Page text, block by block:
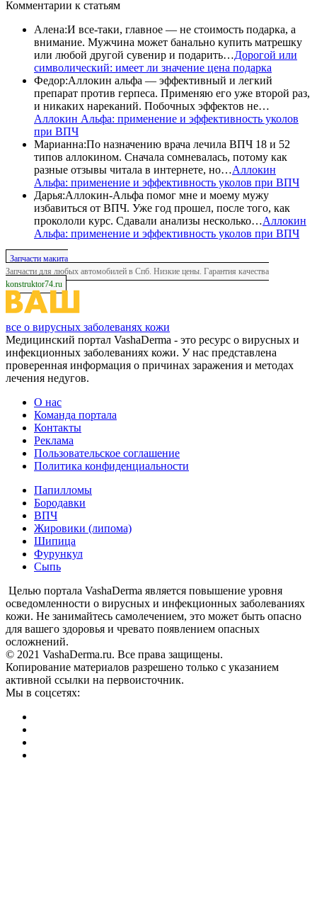
Комментарии к статьям
Алена:И все-таки, главное — не стоимость подарка, а
внимание. Мужчина может банально купить матрешку
или любой другой сувенир и подарить…Дорогой или
символический: имеет ли значение цена подарка
Федор:Аллокин альфа — эффективный и легкий
препарат против герпеса. Применяю его уже второй раз,
и никаких нареканий. Побочных эффектов не…
Аллокин Альфа: применение и эффективность уколов
при ВПЧ
Марианна:По назначению врача лечила ВПЧ 18 и 52
типов аллокином. Сначала сомневалась, потому как
разные отзывы читала в интернете, но…Аллокин
Альфа: применение и эффективность уколов при ВПЧ
Дарья:Аллокин-Альфа помог мне и моему мужу
избавиться от ВПЧ. Уже год прошел, после того, как
прокололи курс. Сдавали анализы несколько…Аллокин
Альфа: применение и эффективность уколов при ВПЧ
Запчасти макита
Запчасти для любых автомобилей в Спб. Низкие цены. Гарантия качества
konstruktor74.ru
все о вирусных заболеванях кожи
Медицинский портал VashaDerma - это ресурс о вирусных и
инфекционных заболеваниях кожи. У нас представлена
проверенная информация о причинах заражения и методах
лечения недугов.
О нас
Команда портала
Контакты
Реклама
Пользовательское соглашение
Политика конфиденциальности
Папилломы
Бородавки
ВПЧ
Жировики (липома)
Шипица
Фурункул
Сыпь
Целью портала VashaDerma является повышение уровня
осведомленности о вирусных и инфекционных заболеваниях
кожи. Не занимайтесь самолечением, это может быть опасно
для вашего здоровья и чревато появлением опасных
осложнений.
© 2021 VashaDerma.ru. Все права защищены.
Копирование материалов разрешено только с указанием
активной ссылки на первоисточник.
Мы в соцсетях: